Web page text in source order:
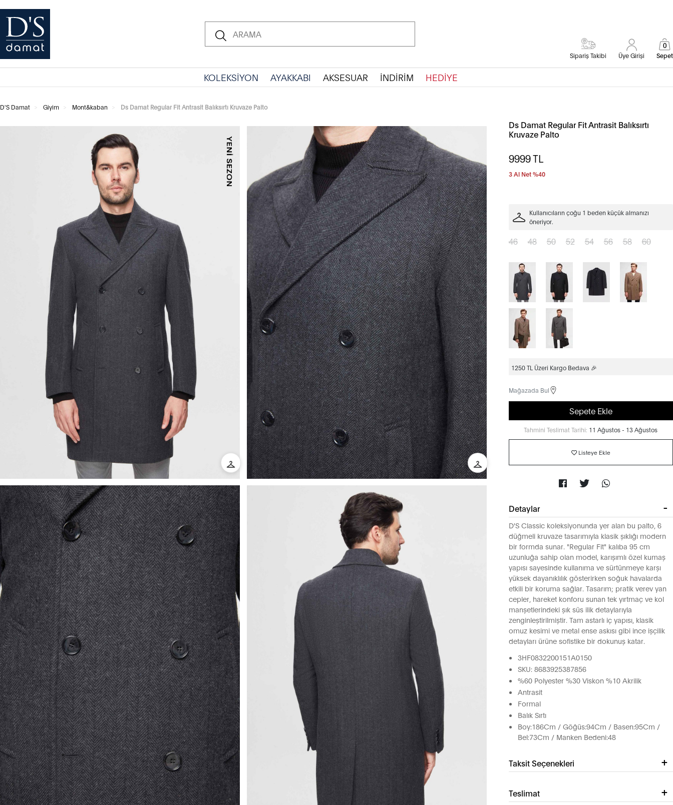
Sipariş Takibi Üye Girişi Sepet
0
KOLEKSİYON AYAKKABI AKSESUAR İNDİRİM HEDİYE
D'S Damat Giyim Mont&kaban Ds Damat Regular Fit Antrasit Balıksırtı Kruvaze Palto
Ds Damat Regular Fit Antrasit Balıksırtı
Kruvaze Palto
9999TL
3 Al Net %40
Kullanıcıların çoğu 1 beden küçük almanızı
öneriyor.
46 48 50 52 54 56 58 60
1250 TL Üzeri Kargo Bedava 🎉
Mağazada Bul
Sepete Ekle
Tahmini Teslimat Tarihi: 11 Ağustos - 13 Ağustos
Listeye Ekle
Detaylar
D'S Classic koleksiyonunda yer alan bu palto, 6
düğmeli kruvaze tasarımıyla klasik şıklığı modern
bir formda sunar. "Regular Fit" kalıba 95 cm
uzunluğa sahip olan model, karışımlı özel kumaş
yapısı sayesinde kullanıma ve sürtünmeye karşı
yüksek dayanıklılık gösterirken soğuk havalarda
etkili bir koruma sağlar. Tasarım; pratik verev yan
cepler, hareket konforu sunan tek yırtmaç ve kol
manşetlerindeki şık süs ilik detaylarıyla
zenginleştirilmiştir. Tam astarlı iç yapısı, klasik
omuz kesimi ve metal ense askısı gibi ince işçilik
detayları ürüne sofistike bir dokunuş katar.
3HF0832200151A0150
SKU: 8683925387856
%60 Polyester %30 Viskon %10 Akrilik
Antrasit
Formal
Balık Sırtı
Boy:186Cm / Göğüs:94Cm / Basen:95Cm /
Bel:73Cm / Manken Bedeni:48
Taksit Seçenekleri
Teslimat